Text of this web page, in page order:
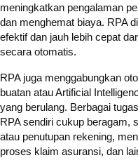
meningkatkan pengalaman
dan menghemat biaya. RPA
efektif dan jauh lebih cepat
secara otomatis.
RPA juga menggabungkan
buatan atau Artificial
yang berulang. Berbagai
RPA sendiri cukup beragam,
atau penutupan rekening,
proses klaim asuransi, dan